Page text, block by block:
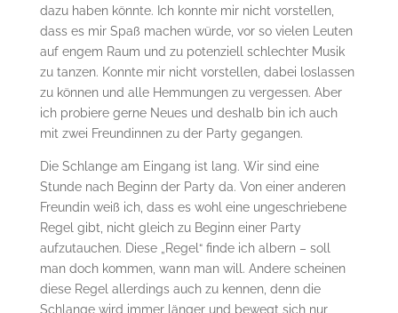
dazu haben könnte. Ich konnte mir nicht vorstellen,
dass es mir Spaß machen würde, vor so vielen Leuten
auf engem Raum und zu potenziell schlechter Musik
zu tanzen. Konnte mir nicht vorstellen, dabei loslassen
zu können und alle Hemmungen zu vergessen. Aber
ich probiere gerne Neues und deshalb bin ich auch
mit zwei Freundinnen zu der Party gegangen.
Die Schlange am Eingang ist lang. Wir sind eine
Stunde nach Beginn der Party da. Von einer anderen
Freundin weiß ich, dass es wohl eine ungeschriebene
Regel gibt, nicht gleich zu Beginn einer Party
aufzutauchen. Diese „Regel“ finde ich albern – soll
man doch kommen, wann man will. Andere scheinen
diese Regel allerdings auch zu kennen, denn die
Schlange wird immer länger und bewegt sich nur